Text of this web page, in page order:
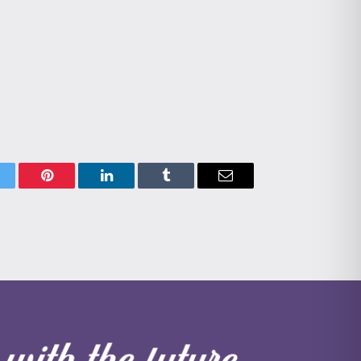
Pinterest LinkedIn Tumblr Email